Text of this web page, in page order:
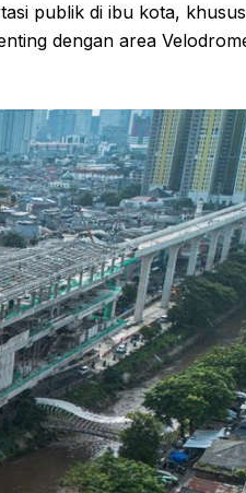
publik di ibu kota,
dengan area